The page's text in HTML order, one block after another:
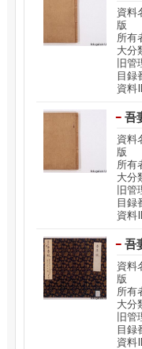
資料
版
所有
大分
旧管
目録
資料
吾
資料
版
所有
大分
旧管
目録
資料
吾
資料
版
所有
大分
旧管
目録
資料